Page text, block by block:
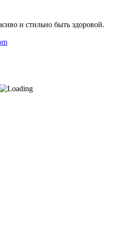
и стильно быть здоровой.